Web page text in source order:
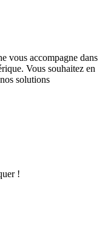
vous accompagne dans
Vous souhaitez en
solutions
!